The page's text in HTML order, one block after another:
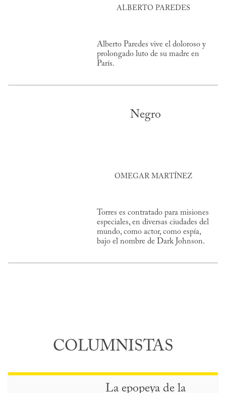
ALBERTO PAREDES
Alberto Paredes vive el doloroso y
prolongado luto de su madre en
París.
Negro
OMEGAR MARTÍNEZ
Torres es contratado para misiones
especiales, en diversas ciudades del
mundo, como actor, como espía,
bajo el nombre de Dark Johnson.
COLUMNISTAS
La epopeya de la